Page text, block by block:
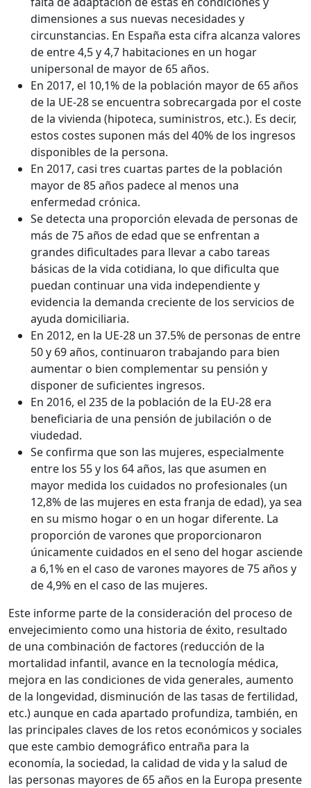
dimensiones a sus nuevas necesidades y
circunstancias. En España esta cifra alcanza valores
de entre 4,5 y 4,7 habitaciones en un hogar
unipersonal de mayor de 65 años.
En 2017, el 10,1% de la población mayor de 65 años
de la UE-28 se encuentra sobrecargada por el coste
de la vivienda (hipoteca, suministros, etc.). Es decir,
estos costes suponen más del 40% de los ingresos
disponibles de la persona.
En 2017, casi tres cuartas partes de la población
mayor de 85 años padece al menos una
enfermedad crónica.
Se detecta una proporción elevada de personas de
más de 75 años de edad que se enfrentan a
grandes dificultades para llevar a cabo tareas
básicas de la vida cotidiana, lo que dificulta que
puedan continuar una vida independiente y
evidencia la demanda creciente de los servicios de
ayuda domiciliaria.
En 2012, en la UE-28 un 37.5% de personas de entre
50 y 69 años, continuaron trabajando para bien
aumentar o bien complementar su pensión y
disponer de suficientes ingresos.
En 2016, el 235 de la población de la EU-28 era
beneficiaria de una pensión de jubilación o de
viudedad.
Se confirma que son las mujeres, especialmente
entre los 55 y los 64 años, las que asumen en
mayor medida los cuidados no profesionales (un
12,8% de las mujeres en esta franja de edad), ya sea
en su mismo hogar o en un hogar diferente. La
proporción de varones que proporcionaron
únicamente cuidados en el seno del hogar asciende
a 6,1% en el caso de varones mayores de 75 años y
de 4,9% en el caso de las mujeres.
Este informe parte de la consideración del proceso de
envejecimiento como una historia de éxito, resultado
de una combinación de factores (reducción de la
mortalidad infantil, avance en la tecnología médica,
mejora en las condiciones de vida generales, aumento
de la longevidad, disminución de las tasas de fertilidad,
etc.) aunque en cada apartado profundiza, también, en
las principales claves de los retos económicos y sociales
que este cambio demográfico entraña para la
economía, la sociedad, la calidad de vida y la salud de
las personas mayores de 65 años en la Europa presente